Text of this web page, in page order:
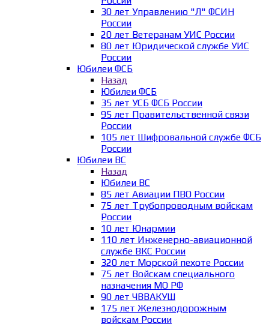
30 лет Управлению "Л" ФСИН
России
20 лет Ветеранам УИС России
80 лет Юридической службе УИС
России
Юбилеи ФСБ
Назад
Юбилеи ФСБ
35 лет УСБ ФСБ России
95 лет Правительственной связи
России
105 лет Шифровальной службе ФСБ
России
Юбилеи ВС
Назад
Юбилеи ВС
85 лет Авиации ПВО России
75 лет Трубопроводным войскам
России
10 лет Юнармии
110 лет Инженерно-авиационной
службе ВКС России
320 лет Морской пехоте России
75 лет Войскам специального
назначения МО РФ
90 лет ЧВВАКУШ
175 лет Железнодорожным
войскам России